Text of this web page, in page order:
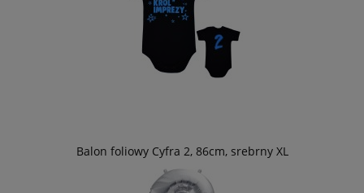
Balon foliowy Cyfra 2, 86cm, srebrny XL